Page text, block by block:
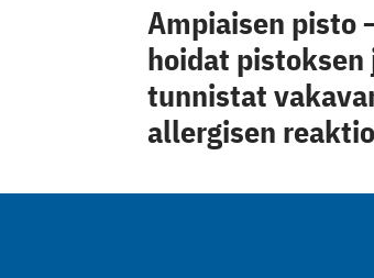
Ampiaisen pisto
hoidat pistoksen
tunnistat
allergisen